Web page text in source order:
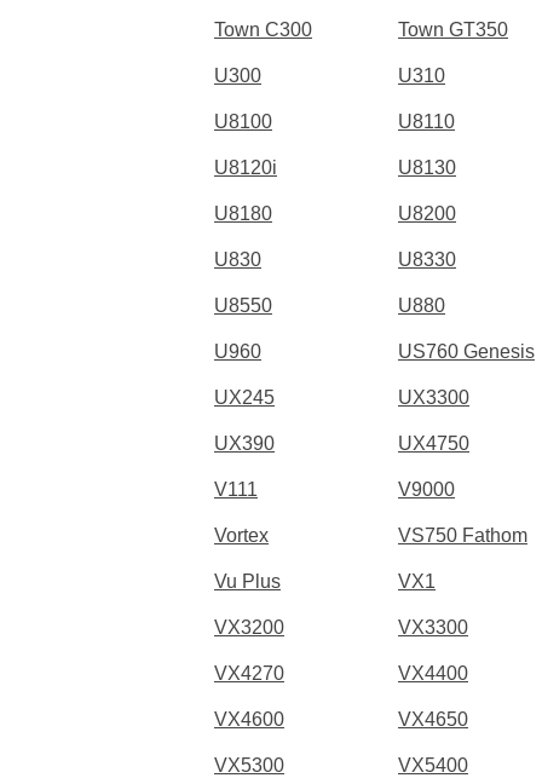
Town C300 Town GT350
U300 U310
U8100 U8110
U8120i U8130
U8180 U8200
U830 U8330
U8550 U880
U960 US760 Genesis
UX245 UX3300
UX390 UX4750
V111 V9000
Vortex VS750 Fathom
Vu Plus VX1
VX3200 VX3300
VX4270 VX4400
VX4600 VX4650
VX5300 VX5400